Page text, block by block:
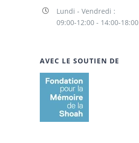
Lundi - Vendredi :
09:00-12:00 - 14:00-18:00
AVEC LE SOUTIEN DE